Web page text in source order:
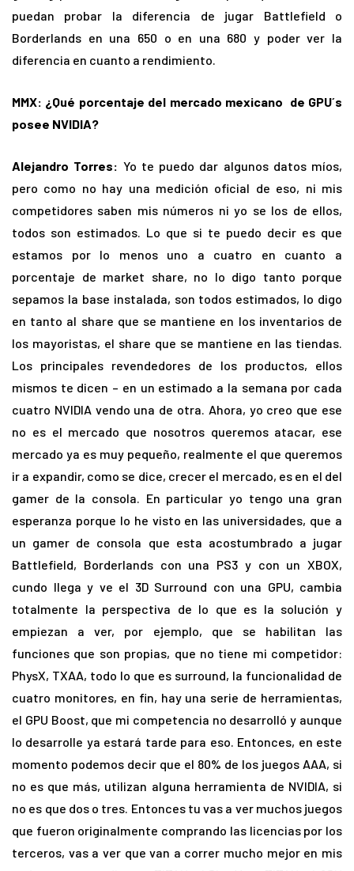
puedan probar la diferencia de jugar Battlefield o
Borderlands en una 650 o en una 680 y poder ver la
diferencia en cuanto a rendimiento.
MMX: ¿Qué porcentaje del mercado mexicano de GPU´s
posee NVIDIA?
Alejandro Torres: Yo te puedo dar algunos datos míos,
pero como no hay una medición oficial de eso, ni mis
competidores saben mis números ni yo se los de ellos,
todos son estimados. Lo que si te puedo decir es que
estamos por lo menos uno a cuatro en cuanto a
porcentaje de market share, no lo digo tanto porque
sepamos la base instalada, son todos estimados, lo digo
en tanto al share que se mantiene en los inventarios de
los mayoristas, el share que se mantiene en las tiendas.
Los principales revendedores de los productos, ellos
mismos te dicen – en un estimado a la semana por cada
cuatro NVIDIA vendo una de otra. Ahora, yo creo que ese
no es el mercado que nosotros queremos atacar, ese
mercado ya es muy pequeño, realmente el que queremos
ir a expandir, como se dice, crecer el mercado, es en el del
gamer de la consola. En particular yo tengo una gran
esperanza porque lo he visto en las universidades, que a
un gamer de consola que esta acostumbrado a jugar
Battlefield, Borderlands con una PS3 y con un XBOX,
cundo llega y ve el 3D Surround con una GPU, cambia
totalmente la perspectiva de lo que es la solución y
empiezan a ver, por ejemplo, que se habilitan las
funciones que son propias, que no tiene mi competidor:
PhysX, TXAA, todo lo que es surround, la funcionalidad de
cuatro monitores, en fin, hay una serie de herramientas,
el GPU Boost, que mi competencia no desarrolló y aunque
lo desarrolle ya estará tarde para eso. Entonces, en este
momento podemos decir que el 80% de los juegos AAA, si
no es que más, utilizan alguna herramienta de NVIDIA, si
no es que dos o tres. Entonces tu vas a ver muchos juegos
que fueron originalmente comprando las licencias por los
terceros, vas a ver que van a correr mucho mejor en mis